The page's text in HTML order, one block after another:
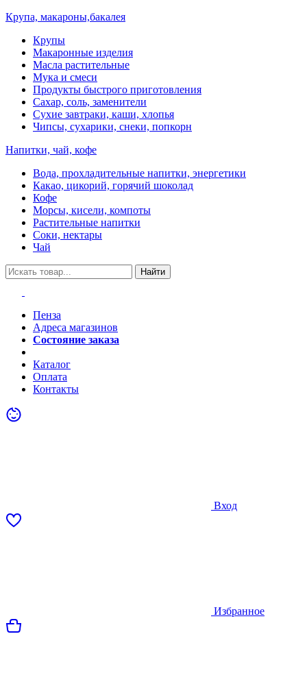
Крупа, макароны,бакалея
Крупы
Макаронные изделия
Масла растительные
Мука и смеси
Продукты быстрого приготовления
Сахар, соль, заменители
Сухие завтраки, каши, хлопья
Чипсы, сухарики, снеки, попкорн
Напитки, чай, кофе
Вода, прохладительные напитки, энергетики
Какао, цикорий, горячий шоколад
Кофе
Морсы, кисели, компоты
Растительные напитки
Соки, нектары
Чай
Найти
Пенза
Адреса магазинов
Состояние заказа
Каталог
Оплата
Контакты
Вход
Избранное